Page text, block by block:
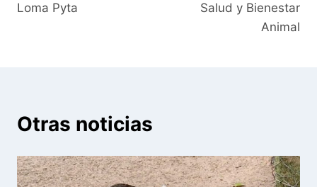
Loma Pyta
Salud y Bienestar
Animal
Otras noticias